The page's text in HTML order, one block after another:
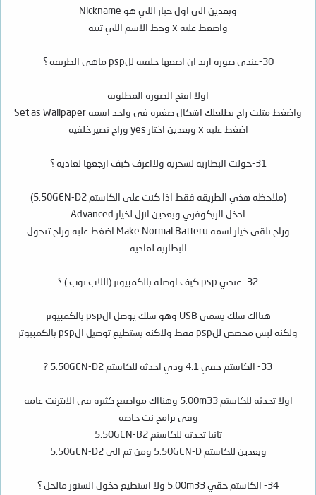
وبعدين الى اول خيار اللي هو Nickname
واضغط عليه x وحط الاسم اللي تبيه
30-عندي صوره اريد ان اضعها خلفيه للpsp ماهي الطريقه ؟
اولا افتح الصوره المطلوبه
واضغط مثلث راح يطلعلك اشكال صغيره في واحد اسمه Set as Wallpaper
اضغط عليه x وبعدين اختار yes وراح تصير خلفيه
31-حولت البطاريه لسحريه ولااعرف كيف ارجعها لعاديه ؟
(ملاحظه هذي الطريقه فقط اذا كنت على الكاستم 5.50GEN-D2)
ادخل الريكوفري وبعدين انزل لخيار Advanced
وراح تلقى خيار اسمه Make Normal Batteru اضغط عليه وراح تتحول
البطاريه لعاديه
32- عندي psp كيف اوصله بالكمبيوتر (اللاب توب ) ؟
هنااك سلك يسمى USB وهو سلك يوصل الpsp بالكمبيوتر
ولكنه ليس مخصص للpsp فقط ولاكنه يستطيع توصيل الpsp بالكمبيوتر
33- الكاستم حقي 4.1 ودي احدثه للكاستم 5.50GEN-D2 ?
اولا تحدثه للكاستم 5.00m33 وهنااك مواضيع كثيره في الانترنت عامه
وفي برامج نت خاصه
ثانيا تحدثه للكاستم 5.50GEN-B2
وبعدين للكاستم 5.50GEN-D ومن ثم الى 5.50GEN-D2
34- الكاستم حقي 5.00m33 ولا استطيع دخول الستور مالحل ؟